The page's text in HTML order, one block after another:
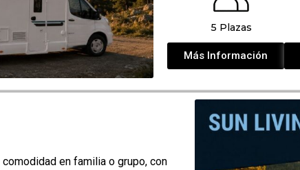
5 Plazas
Más Información
en familia o grupo, con